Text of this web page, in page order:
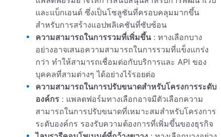
และแบ็กเอนด์ ซึ่งเป็นโซลูชันที่ครอบคลุมมากขึ้น
สำหรับการสร้างแอปพลิเคชันที่ซับซ้อน
ความสามารถในการรวมที่เพิ่มขึ้น: ทางเลือกบาง
อย่างอาจเสนอความสามารถในการรวมที่แข็งแกร่ง
กว่า ทำให้สามารถเชื่อมต่อกับบริการและ API ของ
บุคคลที่สามต่างๆ ได้อย่างไร้รอยต่อ
ความสามารถในการปรับขนาดสำหรับโครงการระดับ
องค์กร : แพลตฟอร์มทางเลือกอาจมีตัวเลือกความ
สามารถในการปรับขนาดที่เหมาะสมสำหรับโครงการ
ระดับองค์กร รองรับความต้องการที่เพิ่มขึ้นของธุรกิจ